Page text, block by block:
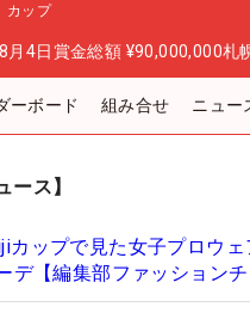
カップ
月4日賞金総額 ¥90,000,000札
ーボード 組み合せ ニュー
ース】
カップで見た女子プロウ
デ【編集部ファッションチ